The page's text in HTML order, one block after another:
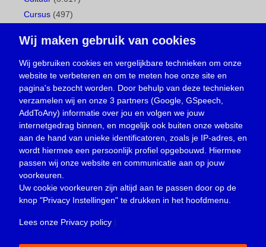
Cursus (497)
Gemeentepagina(104)
Ingezonden brief(539)
Media(156)
Nieuws (23.330)
Oproep(734)
Overlijden(39)
Podcast(18)
prijsvraag (5)
Religie (1.438)
Service(226)
Wij maken gebruik van cookies
Wij gebruiken cookies en vergelijkbare technieken om onze
website te verbeteren en om te meten hoe onze site en
pagina's bezocht worden. Door behulp van deze technieken
verzamelen wij en onze 3 partners (Google, GSpeech,
AddToAny) informatie over jou en volgen we jouw
internetgedrag binnen, en mogelijk ook buiten onze website
aan de hand van unieke identificatoren, zoals je IP-adres, en
wordt hiermee een persoonlijk profiel opgebouwd. Hiermee
passen wij onze website en communicatie aan op jouw
voorkeuren.
Uw cookie voorkeuren zijn altijd aan te passen door op de
knop "Privacy Instellingen" te drukken in het hoofdmenu.
Lees onze Privacy policy |